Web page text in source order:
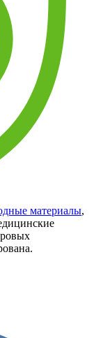
материалы,